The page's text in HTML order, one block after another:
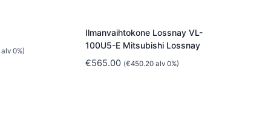
0%)
Ilmanvaihtokone Lossnay VL-
100U5-E Mitsubishi Lossnay
€565.00 (€450.20 alv 0%)